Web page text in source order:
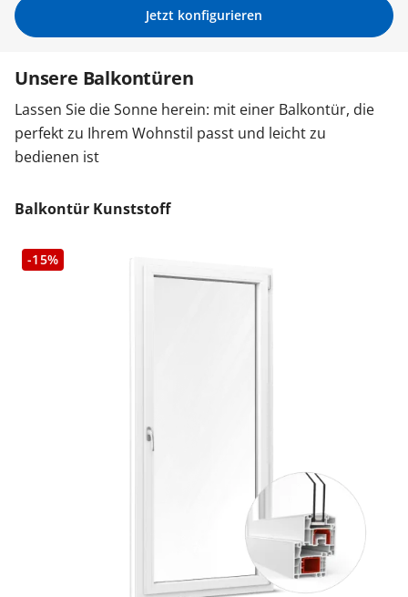
Carports
Jetzt konfigurieren
Unsere Balkontüren
Lassen Sie die Sonne herein: mit einer Balkontür, die
perfekt zu Ihrem Wohnstil passt und leicht zu
bedienen ist
Balkontür Kunststoff
-15%